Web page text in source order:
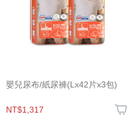
嬰兒尿布/紙尿褲(Lx42片x3包)
NT$1,317